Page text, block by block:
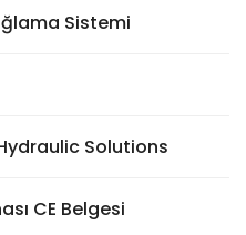
Sistemi
Solutions
CE Belgesi